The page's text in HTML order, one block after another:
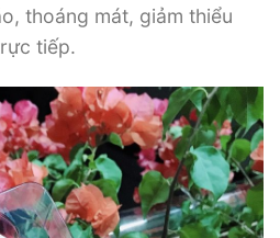
thoáng mát, giảm thiểu
tiếp.